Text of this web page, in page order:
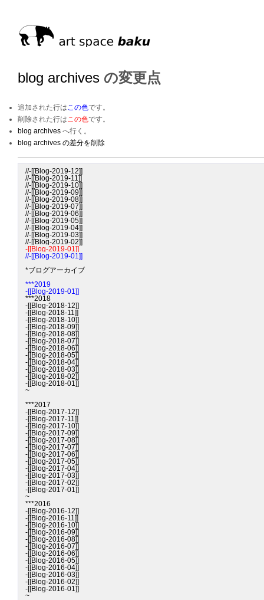
blog archives の変更点
追加された行はこの色です。
削除された行はこの色です。
blog archives へ行く。
blog archives の差分を削除
//-[[Blog-2019-12]]
//-[[Blog-2019-11]]
//-[[Blog-2019-10]]
//-[[Blog-2019-09]]
//-[[Blog-2019-08]]
//-[[Blog-2019-07]]
//-[[Blog-2019-06]]
//-[[Blog-2019-05]]
//-[[Blog-2019-04]]
//-[[Blog-2019-03]]
-[[Blog-2019-01]]
//-[[Blog-2019-01]]
*ブログアーカイブ
***2019
-[[Blog-2019-01]]
***2018
-[[Blog-2018-12]]
-[[Blog-2018-11]]
-[[Blog-2018-10]]
-[[Blog-2018-09]]
-[[Blog-2018-08]]
-[[Blog-2018-07]]
-[[Blog-2018-06]]
-[[Blog-2018-05]]
-[[Blog-2018-04]]
-[[Blog-2018-03]]
-[[Blog-2018-02]]
-[[Blog-2018-01]]
~
***2017
-[[Blog-2017-12]]
-[[Blog-2017-11]]
-[[Blog-2017-10]]
-[[Blog-2017-09]]
-[[Blog-2017-08]]
-[[Blog-2017-07]]
-[[Blog-2017-06]]
-[[Blog-2017-05]]
-[[Blog-2017-04]]
-[[Blog-2017-03]]
-[[Blog-2017-02]]
-[[Blog-2017-01]]
~
***2016
-[[Blog-2016-12]]
-[[Blog-2016-11]]
-[[Blog-2016-10]]
-[[Blog-2016-09]]
-[[Blog-2016-08]]
-[[Blog-2016-07]]
-[[Blog-2016-06]]
-[[Blog-2016-05]]
-[[Blog-2016-04]]
-[[Blog-2016-03]]
-[[Blog-2016-02]]
-[[Blog-2016-01]]
~